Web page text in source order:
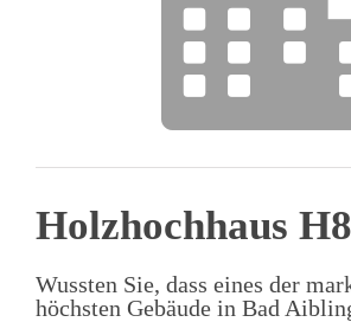
Holzhochhaus H8
Wussten Sie, dass eines der
höchsten Gebäude in Bad